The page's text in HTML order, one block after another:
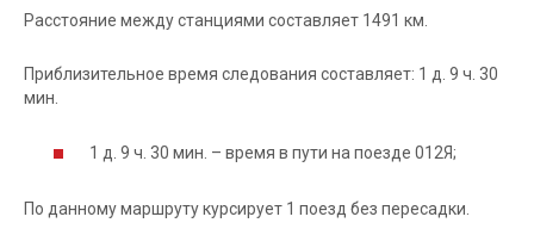
Расстояние между станциями составляет 1491 км.
Приблизительное время следования составляет: 1 д. 9 ч. 30
мин.
1 д. 9 ч. 30 мин. – время в пути на поезде 012Я;
По данному маршруту курсирует 1 поезд без пересадки.